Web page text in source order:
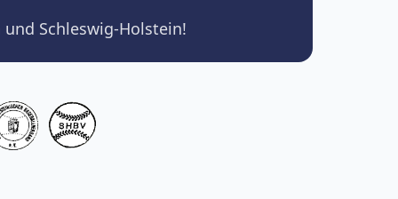
Schleswig-Holstein!